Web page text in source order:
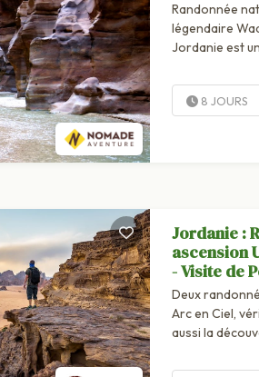
Randonnée
légendaire
Jordanie est
canyons aux...
8 JOURS
Jordanie :
ascension
- Visite de
Deux
Arc en Ciel,
aussi la